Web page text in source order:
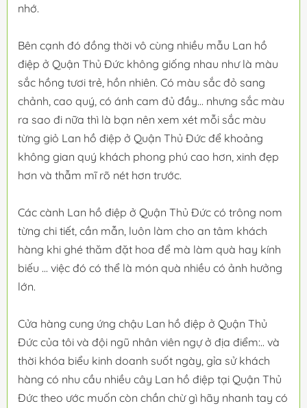
nhớ.
Bên cạnh đó đồng thời vô cùng nhiều mẫu Lan hồ
điệp ở Quận Thủ Đức không giống nhau như là màu
sắc hồng tươi trẻ, hồn nhiên. Có màu sắc đỏ sang
chảnh, cao quý, có ánh cam đủ đầy... nhưng sắc màu
ra sao đi nữa thì là bạn nên xem xét mỗi sắc màu
từng giỏ Lan hồ điệp ở Quận Thủ Đức để khoảng
không gian quý khách phong phú cao hơn, xinh đẹp
hơn và thẫm mĩ rõ nét hơn trước.
Các cành Lan hồ điệp ở Quận Thủ Đức có trông nom
từng chi tiết, cần mẫn, luôn làm cho an tâm khách
hàng khi ghé thăm đặt hoa để mà làm quà hay kính
biếu ... việc đó có thể là món quà nhiều có ảnh hưởng
lớn.
Cửa hàng cung ứng chậu Lan hồ điệp ở Quận Thủ
Đức của tôi và đội ngũ nhân viên ngự ở địa điểm:.. và
thời khóa biểu kinh doanh suốt ngày, gỉa sử khách
hàng có nhu cầu nhiều cây Lan hồ điệp tại Quận Thủ
Đức theo ước muốn còn chần chừ gì hãy nhanh tay có